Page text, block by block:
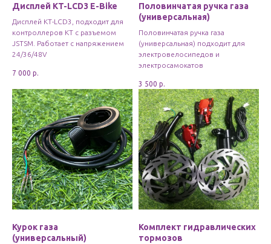
Дисплей KT-LCD3 E-Bike
Дисплей KT-LCD3, подходит для
контроллеров КТ с разъемом
JSTSM. Работает с напряжением
24/36/48V
7 000 р.
Половинчатая ручка газа
(универсальная)
Половинчатая ручка газа
(универсальная) подходит для
электровелосипедов и
электросамокатов
3 500 р.
Курок газа
(универсальный)
Комплект гидравлических
тормозов